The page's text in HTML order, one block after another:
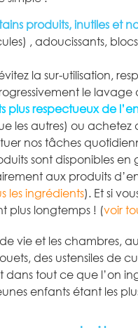
produits, inutiles et
, adoucissants,
la sur-utilisation,
le
plus respectueux de
les autres) ou achetez
nos tâches
sont disponibles
aux produits
les ingrédients). Et si
plus longtemps ! (voir
de vie et les
des ustensiles de
dans tout ce que l’on
enfants étant les